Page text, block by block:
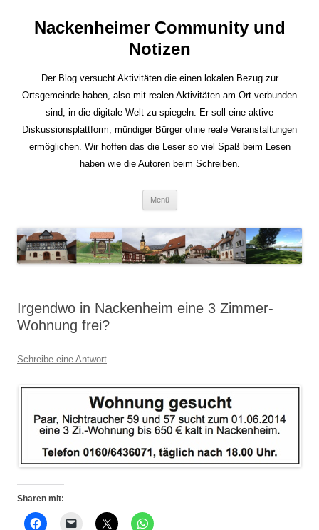
Nackenheimer Community und
Notizen
Der Blog versucht Aktivitäten die einen lokalen Bezug zur
Ortsgemeinde haben, also mit realen Aktivitäten am Ort verbunden
sind, in die digitale Welt zu spiegeln. Er soll eine aktive
Diskussionsplattform, mündiger Bürger ohne reale Veranstaltungen
ermöglichen. Wir hoffen das die Leser so viel Spaß beim Lesen
haben wie die Autoren beim Schreiben.
Menü
Irgendwo in Nackenheim eine 3 Zimmer-
Wohnung frei?
Schreibe eine Antwort
Sharen mit: